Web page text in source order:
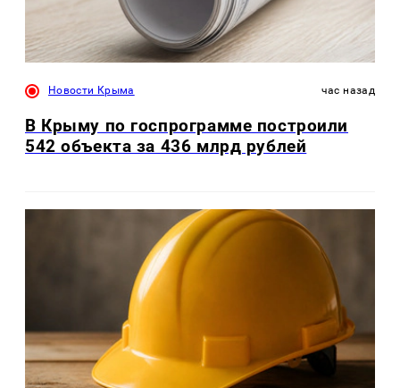
Новости Крыма час назад
В Крыму по госпрограмме построили
542 объекта за 436 млрд рублей